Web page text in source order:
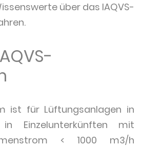
über das IAQVS-
ist für Lüftungsanlagen in
in Einzelunterkünften mit
< 1000 m3/h